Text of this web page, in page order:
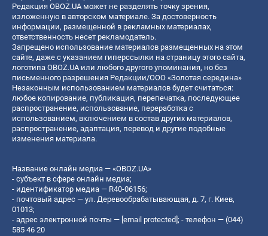
Редакция OBOZ.UA может не разделять точку зрения,
изложенную в авторском материале. За достоверность
информации, размещенной в рекламных материалах,
ответственность несет рекламодатель.
Запрещено использование материалов размещенных на этом
сайте, даже с указанием гиперссылки на страницу этого сайта,
логотипа OBOZ.UA или любого другого упоминания, но без
письменного разрешения Редакции/ООО «Золотая середина»
Незаконным использованием материалов будет считаться:
любое копирование, публикация, перепечатка, последующее
распространение, использование, переработка с
использованием, включением в состав других материалов,
распространение, адаптация, перевод и другие подобные
изменения материала.
Название онлайн медиа — «OBOZ.UA»
- субъект в сфере онлайн медиа;
- идентификатор медиа — R40-06156;
- почтовый адрес — ул. Деревообрабатывающая, д. 7, г. Киев,
01013;
- адрес электронной почты — [email protected]; - телефон — (044)
585 46 20